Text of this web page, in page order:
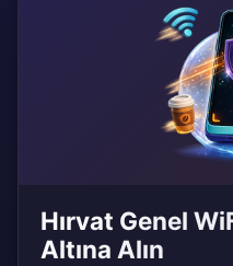
Hırvat Genel
Altına Alın